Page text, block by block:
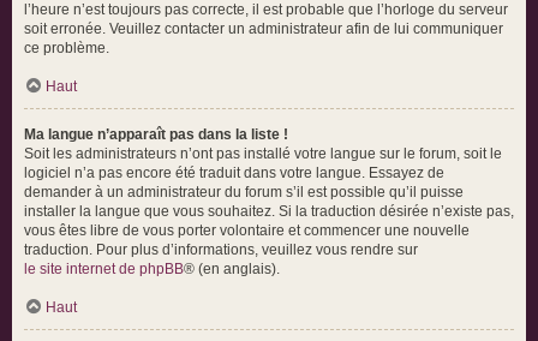
l’heure n’est toujours pas correcte, il est probable que l’horloge du serveur
soit erronée. Veuillez contacter un administrateur afin de lui communiquer
ce problème.
Haut
Ma langue n’apparaît pas dans la liste !
Soit les administrateurs n’ont pas installé votre langue sur le forum, soit le
logiciel n’a pas encore été traduit dans votre langue. Essayez de
demander à un administrateur du forum s’il est possible qu’il puisse
installer la langue que vous souhaitez. Si la traduction désirée n’existe pas,
vous êtes libre de vous porter volontaire et commencer une nouvelle
traduction. Pour plus d’informations, veuillez vous rendre sur
le site internet de phpBB® (en anglais).
Haut